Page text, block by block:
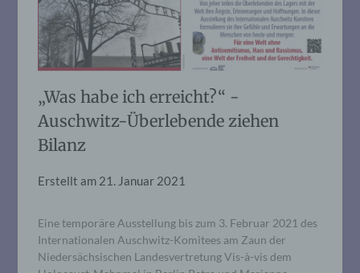
„Was habe ich erreicht?“ -
Auschwitz-Überlebende ziehen
Bilanz
Erstellt am 21. Januar 2021
Eine temporäre Ausstellung bis zum 3. Februar 2021 des
Internationalen Auschwitz-Komitees am Zaun der
Niedersächsischen Landesvertretung Vis-à-vis dem